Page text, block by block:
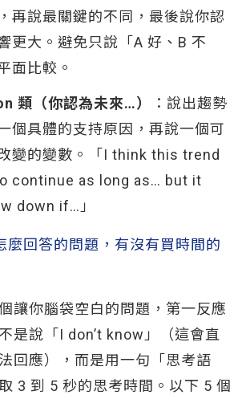
再說最關鍵的不同，最後說你認
更大。避免只說「A 好、B 不
面比較。
類（你認為未來…）
：說出趨勢
個具體的支持原因，再說一個可
變的變數。「I think this trend
continue as long as… but it
down if…」
麼回答的問題，有沒有買時間的
讓你腦袋空白的問題，第一反應
是說「I don’t know」（這會直
回應），而是用一句「思考語
3 到 5 秒的思考時間。以下 5 個